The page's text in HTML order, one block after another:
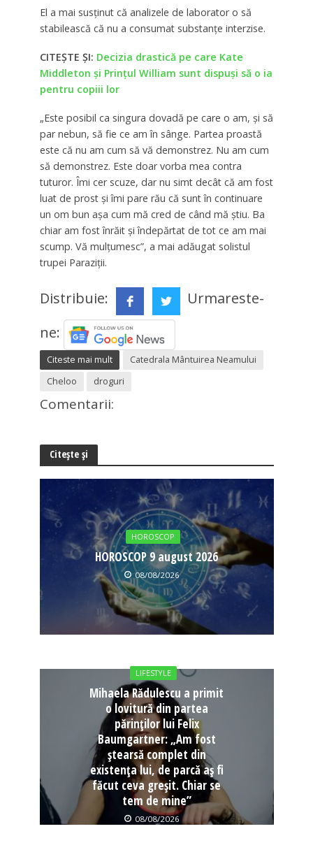
El a mai susținut că analizele de laborator o să
stabilească că nu a consumat substanțe interzise.
CITEȘTE ȘI: Decizia drastică pe care Kate
Middleton și Prințul William sunt dispuși să o ia
pentru copiii lor
„Este posibil ca singura dovadă pe care o am, și să
par nebun, să fie ce am în sânge. Partea proastă
este că nu am cum să vă demonstrez. Nu am cum
să demonstrez. Este doar vorba mea contra
tuturor. Îmi cer scuze, dar nu simt decât că am fost
luat de prost și îmi pare rău că sunt în continuare
un om bun așa cum mă cred de când mă știu. Ba
chiar am fost înrăit și îndepărtat de tot ce am mai
scump. Vă mulțumesc”, a mai adăugat solistul
trupei Paraziții.
Distribuie:
Urmareste-
ne:
Citeste mai mult
Catedrala Mântuirea Neamului
Cheloo
droguri
Comentarii:
Citește și
HOROSCOP
HOROSCOP 9 august 2026
08/08/2026
LIFESTYLE
Mihaela Rădulescu a primit
o lovitură din partea
părinților lui Felix
Baumgartner: „Am fost
ștearsă complet din
existența lui, de parcă aș fi
făcut ceva greșit. Chiar se
tem de mine”
08/08/2026